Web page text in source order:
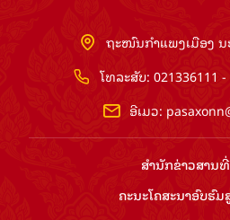
ສຳ​ນັກ​ຂ່າວ​ສານ​
ໜັງສືພິມ ປະ​ຊາ​
ສຳ​ນັກ​ງານ​ທີ່​ສຳ​